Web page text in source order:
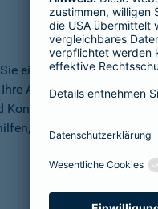
einen
Augen inkl.
Vorsorge